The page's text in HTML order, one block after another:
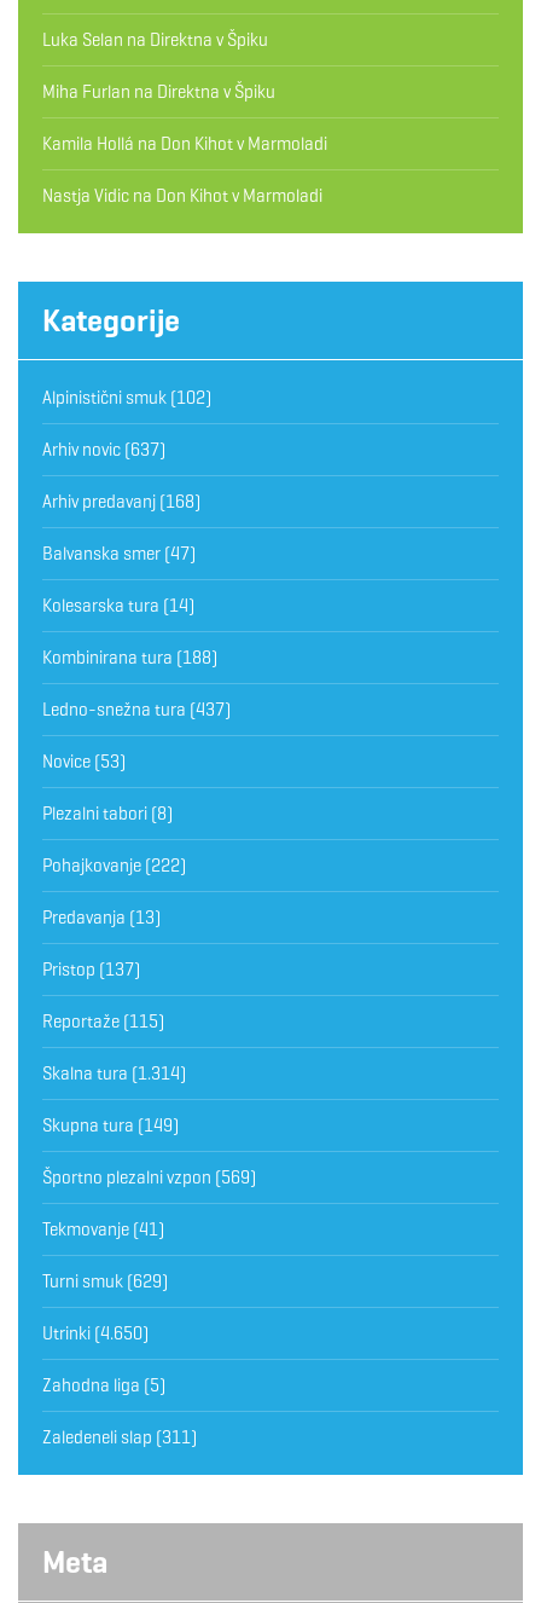
Luka Selan na Direktna v Špiku
Miha Furlan na Direktna v Špiku
Kamila Hollá na Don Kihot v Marmoladi
Nastja Vidic na Don Kihot v Marmoladi
Kategorije
Alpinistični smuk (102)
Arhiv novic (637)
Arhiv predavanj (168)
Balvanska smer (47)
Kolesarska tura (14)
Kombinirana tura (188)
Ledno-snežna tura (437)
Novice (53)
Plezalni tabori (8)
Pohajkovanje (222)
Predavanja (13)
Pristop (137)
Reportaže (115)
Skalna tura (1.314)
Skupna tura (149)
Športno plezalni vzpon (569)
Tekmovanje (41)
Turni smuk (629)
Utrinki (4.650)
Zahodna liga (5)
Zaledeneli slap (311)
Meta